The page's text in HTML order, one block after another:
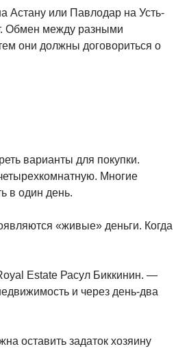
Астану или Павлодар на Усть-
Обмен между разными
они должны договориться о
варианты для покупки.
Многие
в один день.
«живые» деньги. Когда
Estate Расул Биккинин. —
и через день-два
оставить задаток хозяину